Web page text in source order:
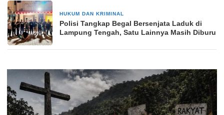
HUKUM DAN KRIMINAL
Polisi Tangkap Begal Bersenjata Laduk di
Lampung Tengah, Satu Lainnya Masih Diburu